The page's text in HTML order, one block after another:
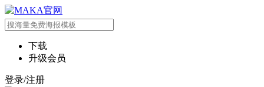
下载
升级会员
登录/注册